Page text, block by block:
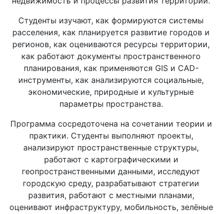
Студенты изучают, как формируются системы
расселения, как планируется развитие городов и
регионов, как оцениваются ресурсы территории,
как работают документы пространственного
планирования, как применяются GIS и CAD-
инструменты, как анализируются социальные,
экономические, природные и культурные
параметры пространства.
Программа сосредоточена на сочетании теории и
практики. Студенты выполняют проекты,
анализируют пространственные структуры,
работают с картографическими и
геопространственными данными, исследуют
городскую среду, разрабатывают стратегии
развития, работают с местными планами,
оценивают инфраструктуру, мобильность, зелёные